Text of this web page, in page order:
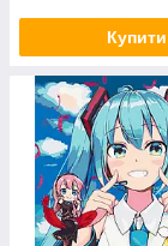
Купити